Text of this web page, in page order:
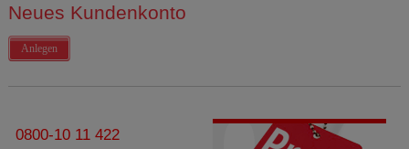
Neues Kundenkonto
Anlegen
0800-10 11 422